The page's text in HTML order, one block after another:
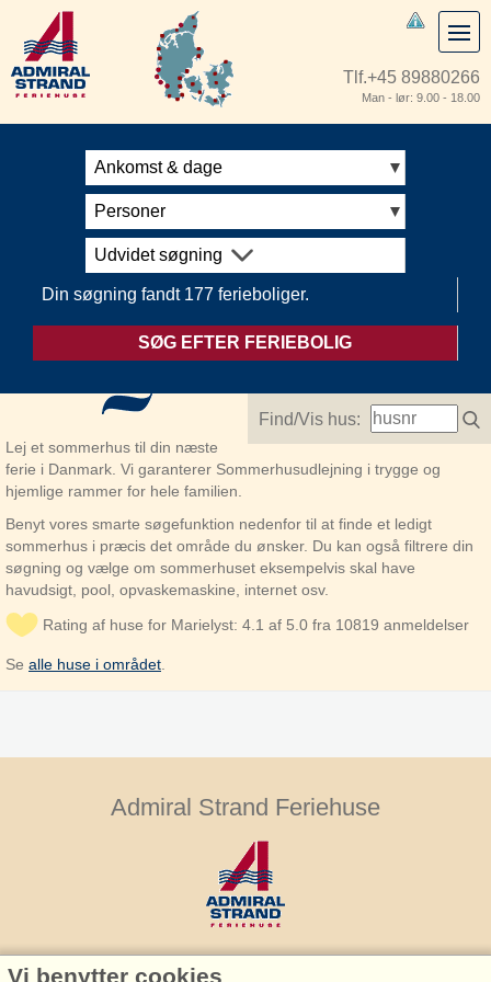
Tlf.+45 89880266
Man - lør: 9.00 - 18.00
Ankomst & dage
Personer
Udvidet søgning
Din søgning fandt 177 ferieboliger.
SØG EFTER FERIEBOLIG
Find/Vis hus:
Lej et sommerhus til din næste
ferie i Danmark. Vi garanterer Sommerhusudlejning i trygge og
hjemlige rammer for hele familien.
Benyt vores smarte søgefunktion nedenfor til at finde et ledigt
sommerhus i præcis det område du ønsker. Du kan også filtrere din
søgning og vælge om sommerhuset eksempelvis skal have
havudsigt, pool, opvaskemaskine, internet osv.
Rating af huse for Marielyst: 4.1 af 5.0 fra 10819 anmeldelser
Se alle huse i området
Admiral Strand Feriehuse
Admiral Strand Feriehuse, Lønne
Vi benytter cookies